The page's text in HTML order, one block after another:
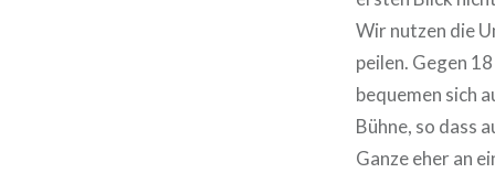
Wir nutzen die
peilen. Gegen
bequemen sich
Bühne, so dass
Ganze eher an